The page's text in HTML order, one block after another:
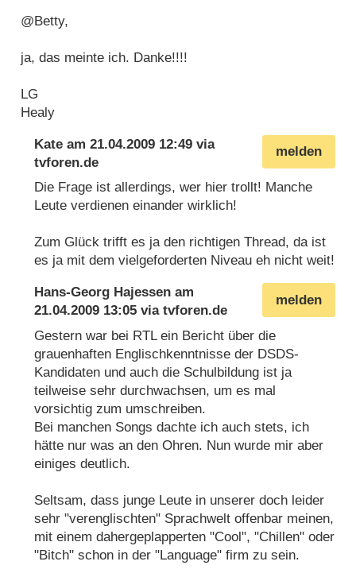
@Betty,
ja, das meinte ich. Danke!!!!
LG
Healy
melden
Kate am21.04.2009 12:49 via
tvforen.de
Die Frage ist allerdings, wer hier trollt! Manche
Leute verdienen einander wirklich!
Zum Glück trifft es ja den richtigen Thread, da ist
es ja mit dem vielgeforderten Niveau eh nicht weit!
melden
Hans-Georg Hajessen am
21.04.2009 13:05 viatvforen.de
Gestern war bei RTL ein Bericht über die
grauenhaften Englischkenntnisse der DSDS-
Kandidaten und auch die Schulbildung ist ja
teilweise sehr durchwachsen, um es mal
vorsichtig zum umschreiben.
Bei manchen Songs dachte ich auch stets, ich
hätte nur was an den Ohren. Nun wurde mir aber
einiges deutlich.
Seltsam, dass junge Leute in unserer doch leider
sehr "verenglischten" Sprachwelt offenbar meinen,
mit einem dahergeplapperten "Cool", "Chillen" oder
"Bitch" schon in der "Language" firm zu sein.